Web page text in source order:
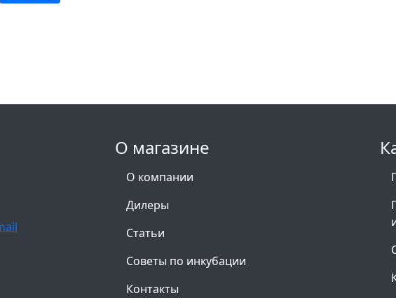
О магазине
О компании
Дилеры
Статьи
Советы по инкубации
Контакты